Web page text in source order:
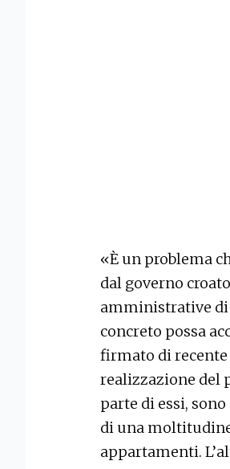
«È un problema
dal governo
amministrative di
concreto possa
firmato di
realizzazione del
parte di essi,
di una
appartamenti.